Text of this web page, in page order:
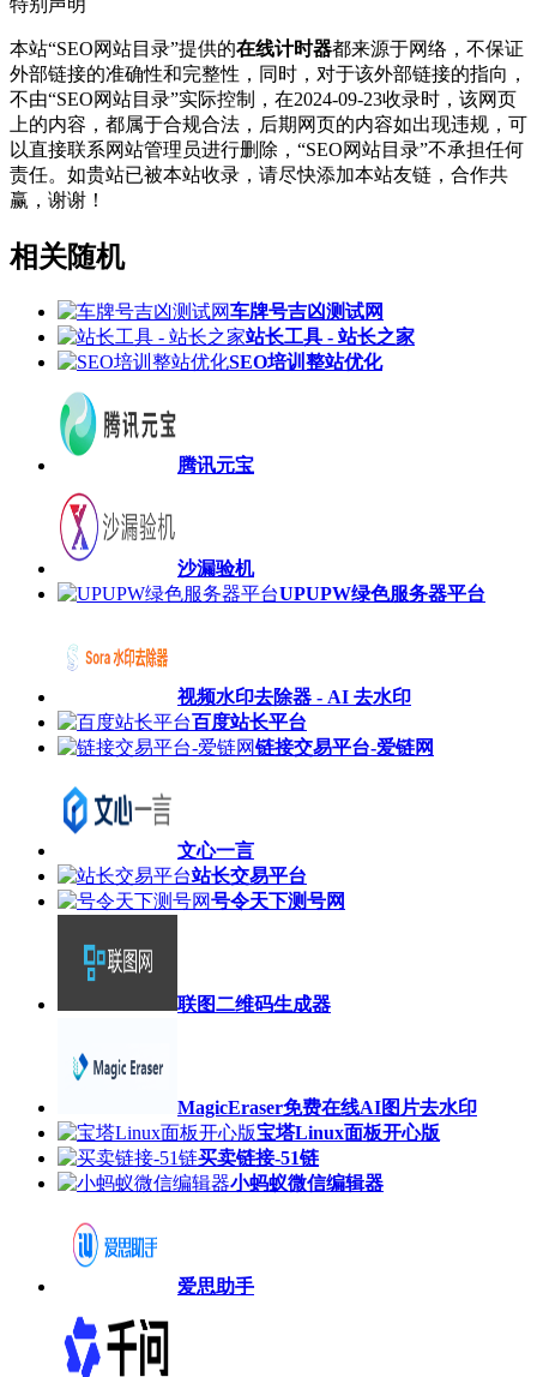
本站“SEO网站目录”提供的在线计时器都来源于网络，不保证
外部链接的准确性和完整性，同时，对于该外部链接的指向，
不由“SEO网站目录”实际控制，在2024-09-23收录时，该网页
上的内容，都属于合规合法，后期网页的内容如出现违规，可
以直接联系网站管理员进行删除，“SEO网站目录”不承担任何
责任。如贵站已被本站收录，请尽快添加本站友链，合作共
赢，谢谢！
相关随机
车牌号吉凶测试网
站长工具 - 站长之家
SEO培训整站优化
腾讯元宝
沙漏验机
UPUPW绿色服务器平台
视频水印去除器 - AI 去水印
百度站长平台
链接交易平台-爱链网
文心一言
站长交易平台
号令天下测号网
联图二维码生成器
MagicEraser免费在线AI图片去水印
宝塔Linux面板开心版
买卖链接-51链
小蚂蚁微信编辑器
爱思助手